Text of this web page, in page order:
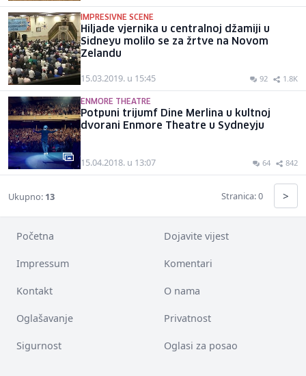
IMPRESIVNE SCENE
Hiljade vjernika u centralnoj džamiji u
Sidneyu molilo se za žrtve na Novom
Zelandu
15.03.2019. u 15:45 92 1.8K
ENMORE THEATRE
Potpuni trijumf Dine Merlina u kultnoj
dvorani Enmore Theatre u Sydneyju
15.04.2018. u 13:07 64 842
Ukupno: 13 Stranica: 0 >
Početna Dojavite vijest
Impressum Komentari
Kontakt O nama
Oglašavanje Privatnost
Sigurnost Oglasi za posao